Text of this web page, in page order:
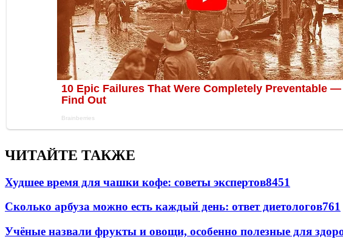
ЧИТАЙТЕ ТАКЖЕ
Худшее время для чашки кофе: советы экспертов8451
Сколько арбуза можно есть каждый день: ответ диетологов761
Учёные назвали фрукты и овощи, особенно полезные для